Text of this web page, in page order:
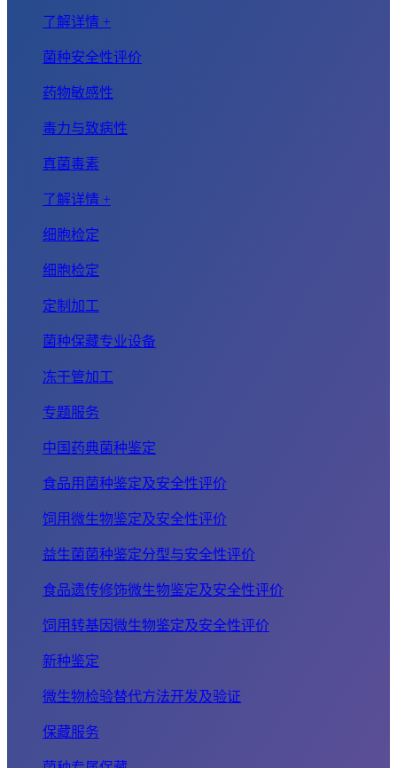
了解详情 +
菌种安全性评价
药物敏感性
毒力与致病性
真菌毒素
了解详情 +
细胞检定
细胞检定
定制加工
菌种保藏专业设备
冻干管加工
专题服务
中国药典菌种鉴定
食品用菌种鉴定及安全性评价
饲用微生物鉴定及安全性评价
益生菌菌种鉴定分型与安全性评价
食品遗传修饰微生物鉴定及安全性评价
饲用转基因微生物鉴定及安全性评价
新种鉴定
微生物检验替代方法开发及验证
保藏服务